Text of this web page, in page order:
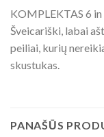
KOMPLEKTAS 6 in
Šveicariški, labai
peiliai, kurių
skustukas.
PANAŠŪS